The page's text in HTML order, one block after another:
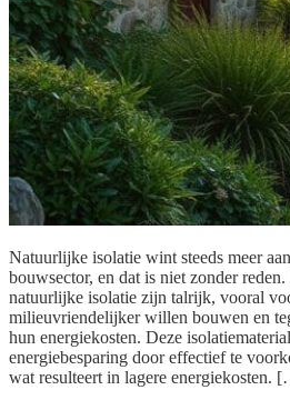
Natuurlijke isolatie wint steeds meer
bouwsector, en dat is niet zonder
natuurlijke isolatie zijn talrijk, vooral
milieuvriendelijker willen bouwen en
hun energiekosten. Deze
energiebesparing door effectief te
wat resulteert in lagere energiekosten.